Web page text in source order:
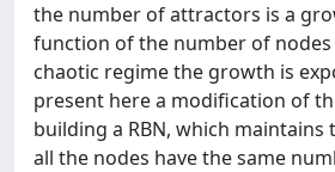
the number of attractors is a
function of the number of nodes
chaotic regime the growth is
present here a modification of
building a RBN, which
all the nodes have the same